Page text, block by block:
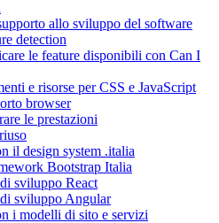
allo sviluppo del software
detection
le feature disponibili con Can I
e risorse per CSS e JavaScript
browser
le prestazioni
il design system .italia
Bootstrap Italia
sviluppo React
sviluppo Angular
i modelli di sito e servizi